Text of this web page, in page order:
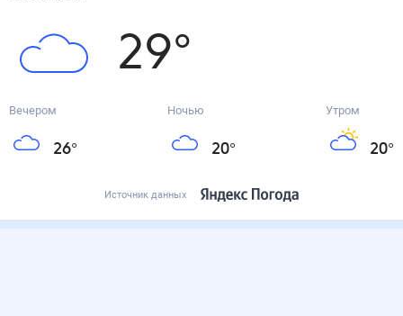
29°
Вечером
26°
Ночью
20°
Утром
20°
Источник данных